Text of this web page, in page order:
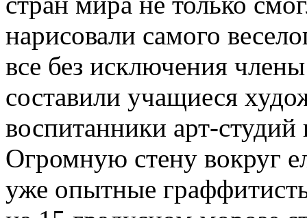
нарисовали самого
все без исключения
составили учащиеся
воспитанники арт-
Огромную стену вокруг
уже опытные